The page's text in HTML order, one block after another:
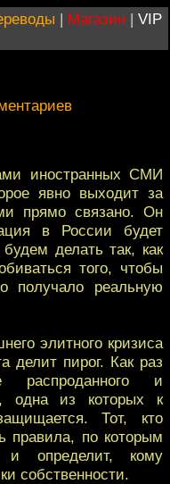
| Магазин | VIP
иностранных СМИ
явно выходит за
прямо связано. Он
в России будет
делать так, как
того, чтобы
получало реальную
элитного кризиса
делит пирог. Как раз
и
одна из которых к
Тот, кто
правила, по которым
и определит, кому
собственности.